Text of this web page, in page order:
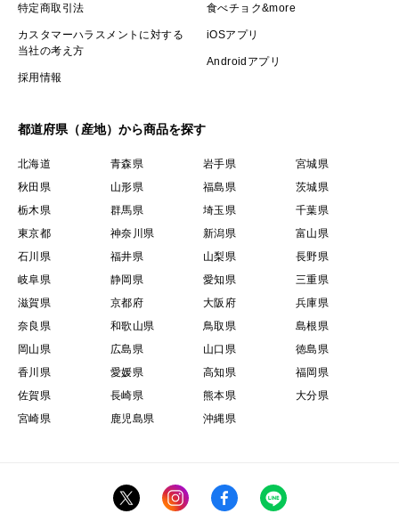
特定商取引法
カスタマーハラスメントに対する
当社の考え方
採用情報
食べチョク&more
iOSアプリ
Androidアプリ
都道府県（産地）から商品を探す
北海道 青森県 岩手県
宮城県
秋田県
山形県 福島県
茨城県
栃木県
群馬県 埼玉県
千葉県
東京都
神奈川県 新潟県
富山県
石川県
福井県 山梨県
長野県
岐阜県
静岡県 愛知県
三重県
滋賀県
京都府 大阪府
兵庫県
奈良県
和歌山県 鳥取県
島根県
岡山県
広島県 山口県
徳島県
香川県
愛媛県 高知県
福岡県
佐賀県
長崎県 熊本県
大分県
宮崎県
鹿児島県 沖縄県